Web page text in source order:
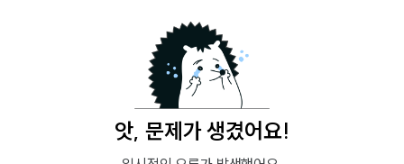
앗, 문제가 생겼어요!